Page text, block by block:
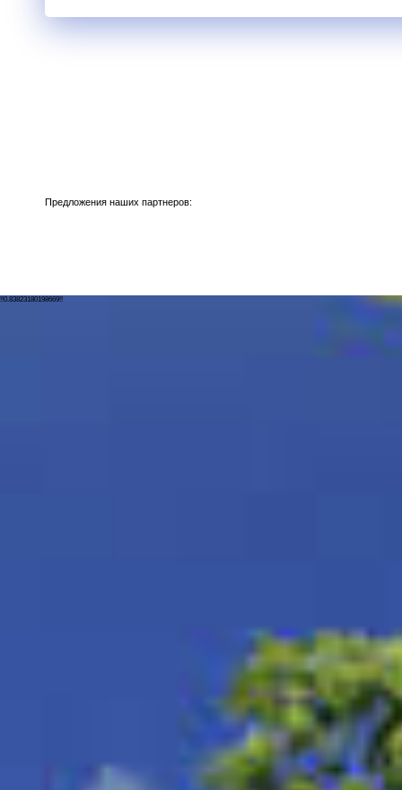
Предложения наших партнеров:
!!0.83823180198669!!